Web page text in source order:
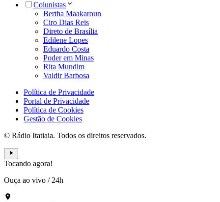
Colunistas
Bertha Maakaroun
Ciro Dias Reis
Direto de Brasília
Edilene Lopes
Eduardo Costa
Poder em Minas
Rita Mundim
Valdir Barbosa
Política de Privacidade
Portal de Privacidade
Política de Cookies
Gestão de Cookies
© Rádio Itatiaia. Todos os direitos reservados.
Tocando agora!
Ouça ao vivo / 24h